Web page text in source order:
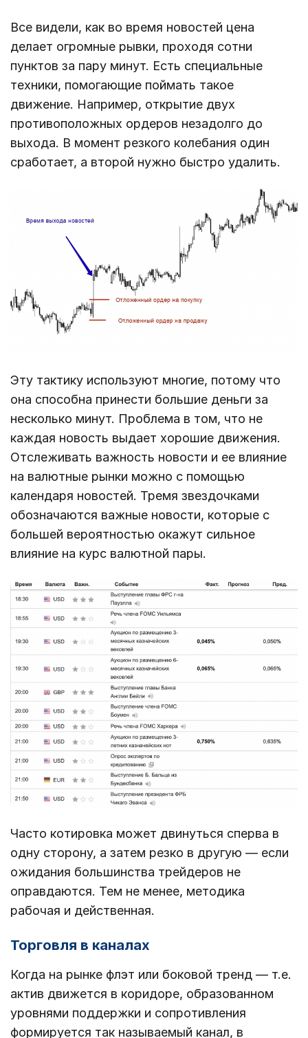
Все видели, как во время новостей цена
делает огромные рывки, проходя сотни
пунктов за пару минут. Есть специальные
техники, помогающие поймать такое
движение. Например, открытие двух
противоположных ордеров незадолго до
выхода. В момент резкого колебания один
сработает, а второй нужно быстро удалить.
Эту тактику используют многие, потому что
она способна принести большие деньги за
несколько минут. Проблема в том, что не
каждая новость выдает хорошие движения.
Отслеживать важность новости и ее влияние
на валютные рынки можно с помощью
календаря новостей. Тремя звездочками
обозначаются важные новости, которые с
большей вероятностью окажут сильное
влияние на курс валютной пары.
Часто котировка может двинуться сперва в
одну сторону, а затем резко в другую — если
ожидания большинства трейдеров не
оправдаются. Тем не менее, методика
рабочая и действенная.
Торговля в каналах
Когда на рынке флэт или боковой тренд — т.е.
актив движется в коридоре, образованном
уровнями поддержки и сопротивления
формируется так называемый канал, в